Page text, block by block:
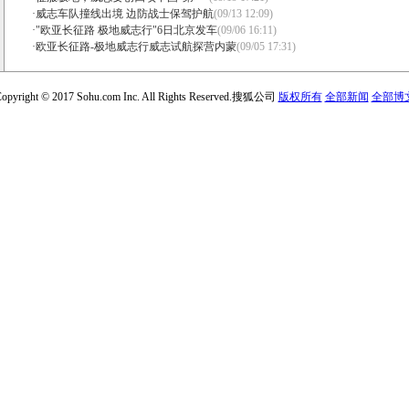
·威志车队撞线出境 边防战士保驾护航(09/13 12:09)
·"欧亚长征路 极地威志行"6日北京发车(09/06 16:11)
·欧亚长征路-极地威志行威志试航探营内蒙(09/05 17:31)
© 2017 Sohu.com Inc. All Rights Reserved.搜狐公司 版权所有 全部新闻 全部博